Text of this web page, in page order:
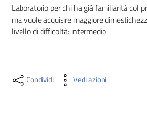
contenuti
Laboratorio per chi ha già familiarità col
ma vuole acquisire maggiore
livello di difficoltà: intermedio
Condividi Vedi azioni